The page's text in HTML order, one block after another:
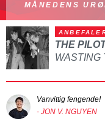
MÅNEDENS
THE
WASTING
Vanvittig fengende!
- JON V. NGUYEN